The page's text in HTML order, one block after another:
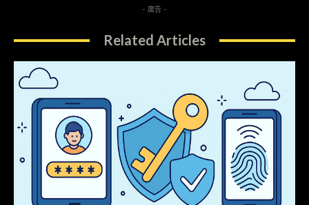
- 廣告 -
Related Articles